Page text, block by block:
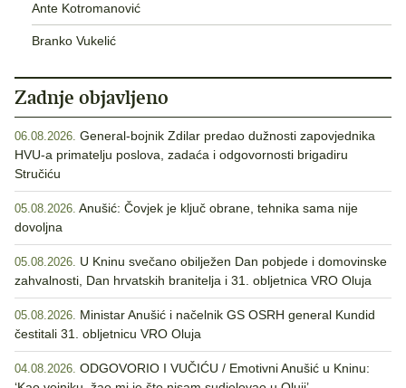
Ante Kotromanović
Branko Vukelić
Zadnje objavljeno
06.08.2026. General-bojnik Zdilar predao dužnosti zapovjednika
HVU-a primatelju poslova, zadaća i odgovornosti brigadiru
Stručiću
05.08.2026. Anušić: Čovjek je ključ obrane, tehnika sama nije
dovoljna
05.08.2026.
U Kninu svečano obilježen Dan pobjede i domovinske
zahvalnosti, Dan hrvatskih branitelja i 31. obljetnica VRO Oluja
05.08.2026.
Ministar Anušić i načelnik GS OSRH general Kundid
čestitali 31. obljetnicu VRO Oluja
04.08.2026. ODGOVORIO I VUČIĆU / Emotivni Anušić u Kninu: